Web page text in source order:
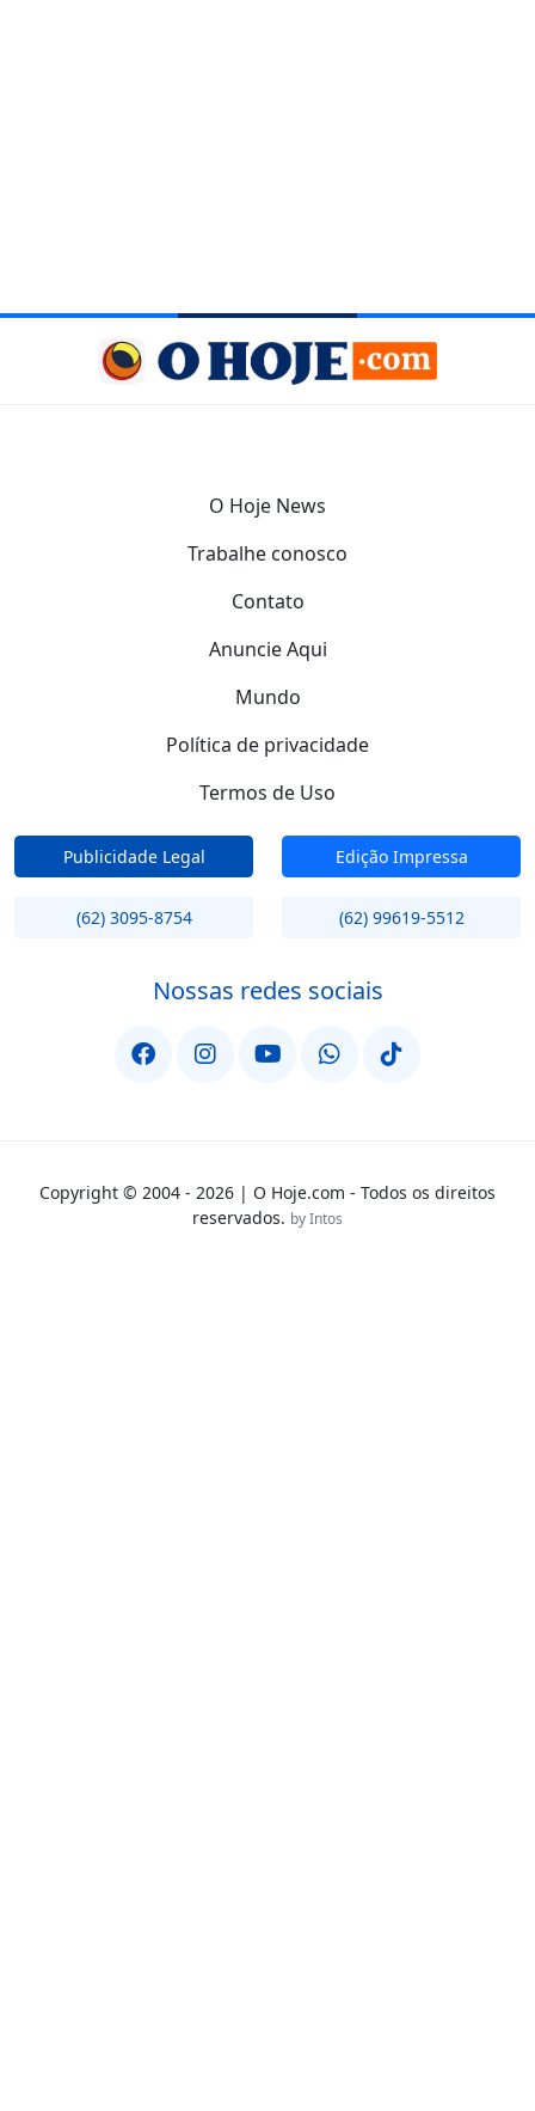
O Hoje News
Trabalhe conosco
Contato
Anuncie Aqui
Mundo
Política de privacidade
Termos de Uso
Publicidade Legal Edição Impressa
(62) 3095-8754 (62) 99619-5512
Nossas redes sociais
Copyright © 2004 - 2026 | O Hoje.com - Todos os direitos
reservados. by Intos